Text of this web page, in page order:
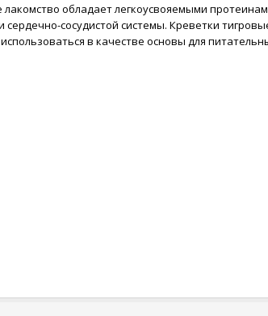
обладает легкоусвояемыми
сосудистой системы. Креветки
в качестве основы для